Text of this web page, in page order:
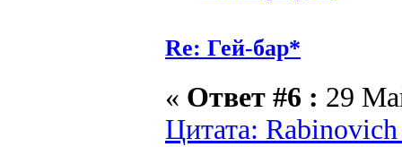
Re: Гей-бар*
« Ответ #6 : 29
Цитата: